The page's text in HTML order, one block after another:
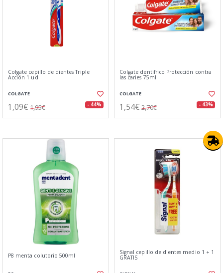
Colgate cepillo de dientes Triple
Acción 1 ud
COLGATE
1,09€ 1,95€ - 44%
Colgate dentifrico Protección contra
las caries 75ml
COLGATE
1,54€ 2,70€ - 43%
P8 menta colutorio 500ml Signal cepillo de dientes medio 1 + 1
GRATIS